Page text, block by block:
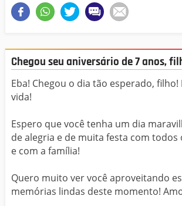
Chegou seu aniversário de 7 anos,
Eba! Chegou o dia tão esperado, filho!
vida!
Espero que você tenha um dia
de alegria e de muita festa com todos
e com a família!
Quero muito ver você aproveitando
memórias lindas deste momento!